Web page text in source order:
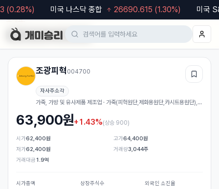
모바일 웹도 이용 가능합니다. 차트·알림 등 더 편한 기능은앱에서 이용해
보세요.
Google Play App Store
0.28%) 미국 나스닥 종합 26690.615(1.30%) 미국
조광피혁 004700
관심
자사주소각
가죽, 가방 및 유사제품 제조업 · 가죽(피혁원단,제화용원단,카시트용원단),
63,900원+1.43%(상승 900)
시가62,400원 고가64,400원
저가62,400원 거래량3,044주
거래대금1.9억
시가총액 상장주식수 외국인 소진율